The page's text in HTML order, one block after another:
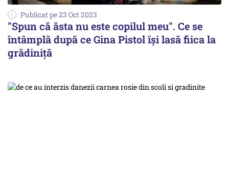
Publicat pe 23 Oct 2023
"Spun că ăsta nu este copilul meu". Ce se
întâmplă după ce Gina Pistol își lasă fiica la
grădiniță